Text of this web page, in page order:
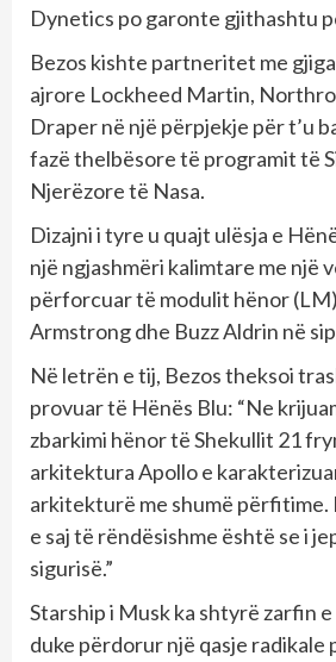
Dynetics po garonte gjithashtu
Bezos kishte partneritet me
ajrore Lockheed Martin,
Draper në një përpjekje për t’u
fazë thelbësore të programit të
Njerëzore të Nasa.
Dizajni i tyre u quajt ulësja e
një ngjashmëri kalimtare me një
përforcuar të modulit hënor
Armstrong dhe Buzz Aldrin në
Në letrën e tij, Bezos theksoi
provuar të Hënës Blu: “Ne
zbarkimi hënor të Shekullit 21
arkitektura Apollo e
arkitekturë me shumë
e saj të rëndësishme është se i
sigurisë.”
Starship i Musk ka shtyrë zarfin
duke përdorur një qasje radikale